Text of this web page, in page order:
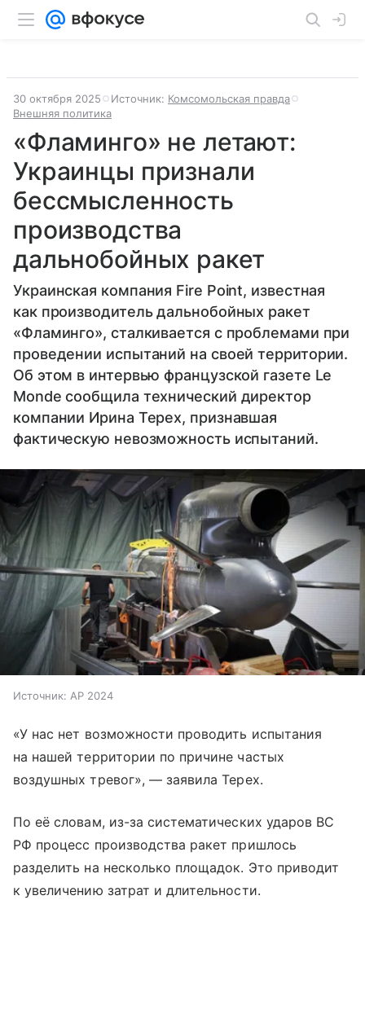
30 октября 2025 Источник: Комсомольская правда
Внешняя политика
«Фламинго» не летают:
Украинцы признали
бессмысленность
производства
дальнобойных ракет
Украинская компания Fire Point, известная
как производитель дальнобойных ракет
«Фламинго», сталкивается с проблемами при
проведении испытаний на своей территории.
Об этом в интервью французской газете Le
Monde сообщила технический директор
компании Ирина Терех, признавшая
фактическую невозможность испытаний.
Источник: AP 2024
«У нас нет возможности проводить испытания
на нашей территории по причине частых
воздушных тревог», — заявила Терех.
По её словам, из-за систематических ударов ВС
РФ процесс производства ракет пришлось
разделить на несколько площадок. Это приводит
к увеличению затрат и длительности.